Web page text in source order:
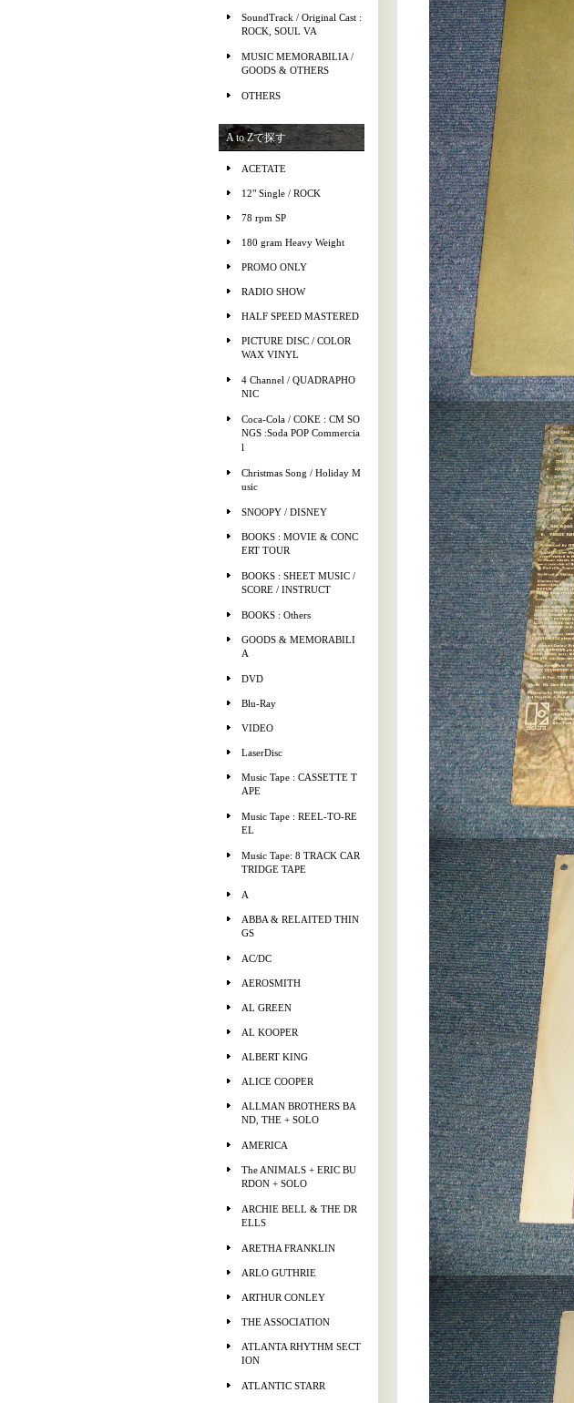
SoundTrack / Original Cast :
ROCK, SOUL VA
MUSIC MEMORABILIA /
GOODS & OTHERS
OTHERS
A to Zで探す
ACETATE
12" Single / ROCK
78 rpm SP
180 gram Heavy Weight
PROMO ONLY
RADIO SHOW
HALF SPEED MASTERED
PICTURE DISC / COLOR
WAX VINYL
4 Channel / QUADRAPHO
NIC
Coca-Cola / COKE : CM SO
NGS :Soda POP Commercia
l
Christmas Song / Holiday M
usic
SNOOPY / DISNEY
BOOKS : MOVIE & CONC
ERT TOUR
BOOKS : SHEET MUSIC /
SCORE / INSTRUCT
BOOKS : Others
GOODS & MEMORABILI
A
DVD
Blu-Ray
VIDEO
LaserDisc
Music Tape : CASSETTE T
APE
Music Tape : REEL-TO-RE
EL
Music Tape: 8 TRACK CAR
TRIDGE TAPE
A
ABBA & RELAITED THIN
GS
AC/DC
AEROSMITH
AL GREEN
AL KOOPER
ALBERT KING
ALICE COOPER
ALLMAN BROTHERS BA
ND, THE + SOLO
AMERICA
The ANIMALS + ERIC BU
RDON + SOLO
ARCHIE BELL & THE DR
ELLS
ARETHA FRANKLIN
ARLO GUTHRIE
ARTHUR CONLEY
THE ASSOCIATION
ATLANTA RHYTHM SECT
ION
ATLANTIC STARR